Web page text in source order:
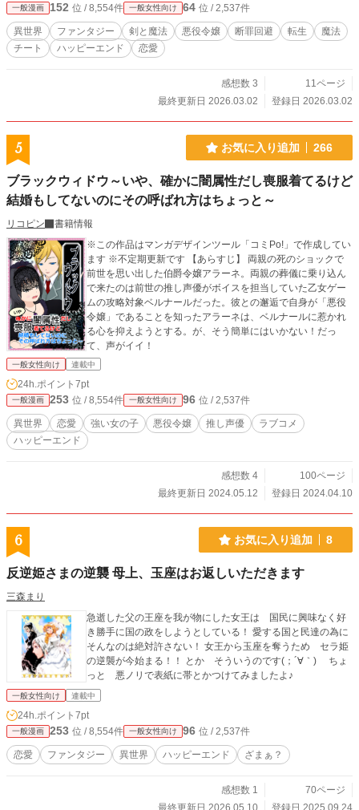
一般漫画 152 位 / 8,554件 一般女性向け 64 位 / 2,537件
異世界 ファンタジー 剣と魔法 悪役令嬢 断罪回避 転生
魔法
チート
ハッピーエンド 恋愛
感想数 3
11ページ
最終更新日 2026.03.02
登録日 2026.03.02
5 お気に入り追加 266
ブラックウィドウ～いや、確かに闇属性だし喪服着てるけど
結婚もしてないのにその呼ばれ方はちょっと～
リコピン
書籍情報
※この作品はマンガデザインツール「コミPo!」で作成してい
ます ※不定期更新です 【あらすじ】 両親の死のショックで
前世を思い出した伯爵令嬢アラーネ。両親の葬儀に乗り込ん
で来たのは前世の推し声優がボイスを担当していた乙女ゲー
ムの攻略対象ベルナールだった。彼との邂逅で自身が「悪役
令嬢」であることを知ったアラーネは、ベルナールに惹かれ
る心を抑えようとする。が、そう簡単にはいかない！だっ
て、声がイイ！
一般女性向け 連載中
24h.ポイント 7pt
一般漫画 253 位 / 8,554件 一般女性向け 96 位 / 2,537件
異世界 恋愛 強い女の子 悪役令嬢 推し声優
ラブコメ
ハッピーエンド
感想数 4
100ページ
最終更新日 2024.05.12
登録日 2024.04.10
6 お気に入り追加 8
反逆姫さまの逆襲 母上、玉座はお返しいただきます
三森まり
急逝した父の王座を我が物にした女王は 国民に興味なく好
き勝手に国の政をしようとしている！ 愛する国と民達の為に
そんなのは絶対許さない！ 女王から玉座を奪うため セラ姫
の逆襲が今始まる！！ とか そういうのです(；´∀｀) ちょ
っと 悪ノリで表紙に帯とかつけてみましたよ♪
一般女性向け 連載中
24h.ポイント 7pt
一般漫画 253 位 / 8,554件 一般女性向け 96 位 / 2,537件
恋愛 ファンタジー 異世界 ハッピーエンド ざまぁ？
感想数 1
70ページ
最終更新日 2026.05.10
登録日 2025.09.24